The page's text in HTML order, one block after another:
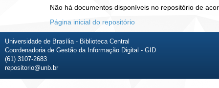
Não há documentos disponíveis no repositório de
Página inicial do repositório
Universidade de Brasília - Biblioteca Central
Coordenadoria de Gestão da Informação Digital - GID
(61) 3107-2683
repositorio@unb.br